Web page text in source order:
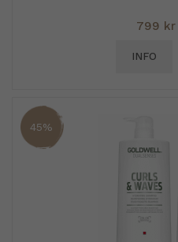
799 kr
INFO
45%